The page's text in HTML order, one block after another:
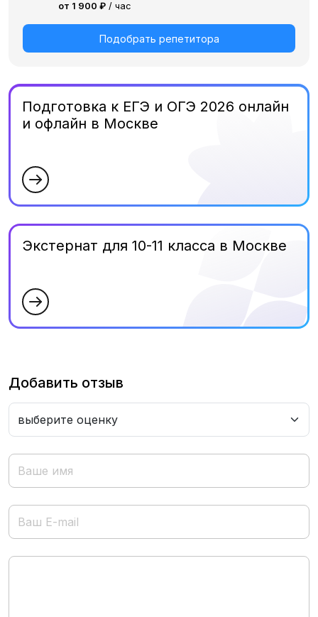
от 1 900 ₽ / час
Подобрать репетитора
Подготовка к ЕГЭ и ОГЭ 2026 онлайн
и офлайн в Москве
Экстернат для 10-11 класса в Москве
Добавить отзыв